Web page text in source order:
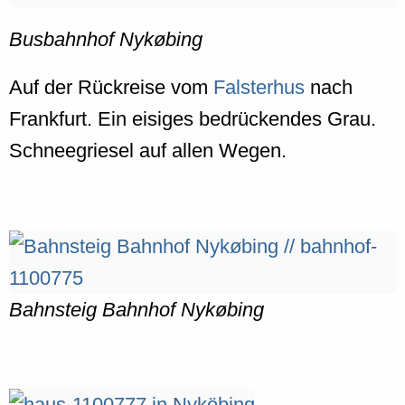
Busbahnhof Nykøbing
Auf der Rückreise vom Falsterhus nach
Frankfurt. Ein eisiges bedrückendes Grau.
Schneegriesel auf allen Wegen.
Bahnsteig Bahnhof Nykøbing